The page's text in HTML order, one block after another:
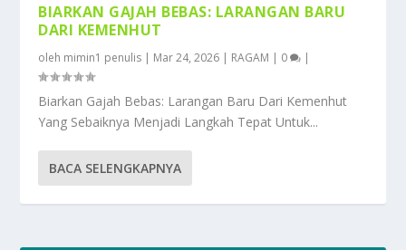
BIARKAN GAJAH BEBAS: LARANGAN BARU
DARI KEMENHUT
oleh mimin1 penulis | Mar 24, 2026 | RAGAM | 0 |
Biarkan Gajah Bebas: Larangan Baru Dari Kemenhut
Yang Sebaiknya Menjadi Langkah Tepat Untuk...
BACA SELENGKAPNYA